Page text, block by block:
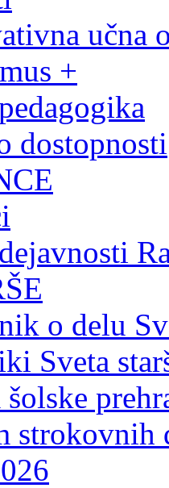
učna
+
dostopnosti
o delu
Sveta